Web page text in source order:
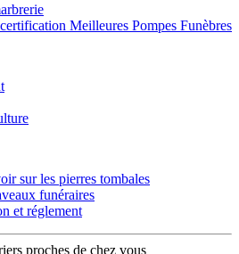
Meilleures Pompes Funèbres
sur les pierres tombales
funéraires
et réglement
proches de chez vous